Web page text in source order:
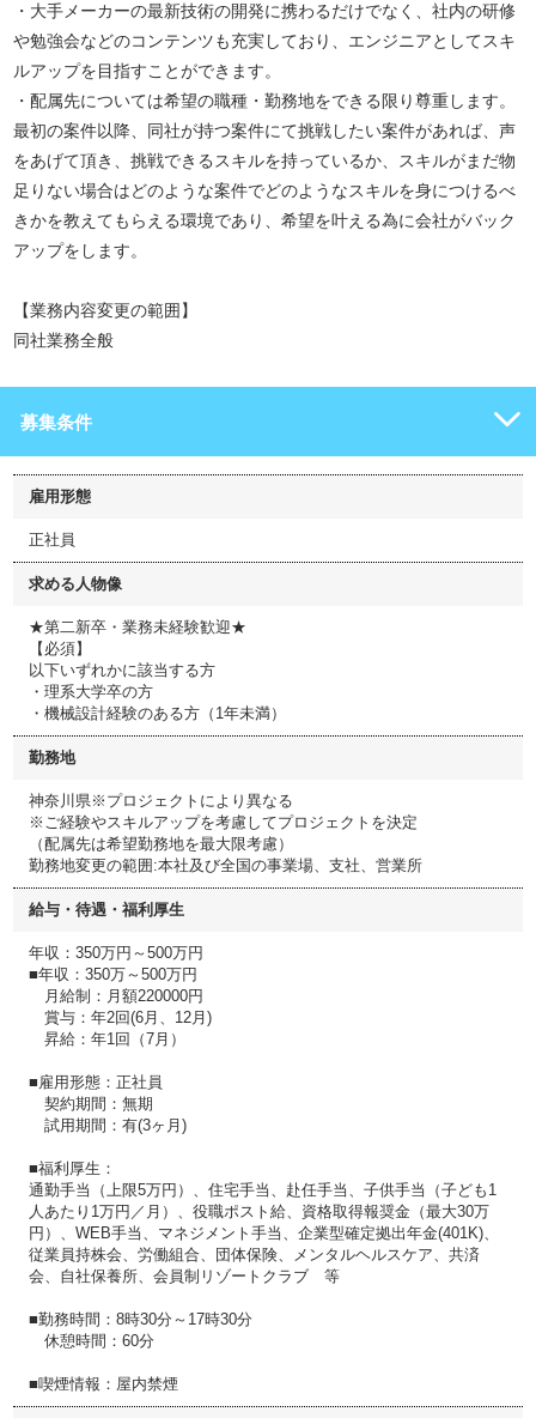
・大手メーカーの最新技術の開発に携わるだけでなく、社内の研修
や勉強会などのコンテンツも充実しており、エンジニアとしてスキ
ルアップを目指すことができます。
・配属先については希望の職種・勤務地をできる限り尊重します。
最初の案件以降、同社が持つ案件にて挑戦したい案件があれば、声
をあげて頂き、挑戦できるスキルを持っているか、スキルがまだ物
足りない場合はどのような案件でどのようなスキルを身につけるべ
きかを教えてもらえる環境であり、希望を叶える為に会社がバック
アップをします。
【業務内容変更の範囲】
同社業務全般
募集条件
雇用形態
正社員
求める人物像
★第二新卒・業務未経験歓迎★
【必須】
以下いずれかに該当する方
・理系大学卒の方
・機械設計経験のある方（1年未満）
勤務地
神奈川県※プロジェクトにより異なる
※ご経験やスキルアップを考慮してプロジェクトを決定
（配属先は希望勤務地を最大限考慮）
勤務地変更の範囲:本社及び全国の事業場、支社、営業所
給与・待遇・福利厚生
年収：350万円～500万円
■年収：350万～500万円
月給制：月額220000円
賞与：年2回(6月、12月)
昇給：年1回（7月）
■雇用形態：正社員
契約期間：無期
試用期間：有(3ヶ月)
■福利厚生：
通勤手当（上限5万円）、住宅手当、赴任手当、子供手当（子ども1
人あたり1万円／月）、役職ポスト給、資格取得報奨金（最大30万
円）、WEB手当、マネジメント手当、企業型確定拠出年金(401K)、
従業員持株会、労働組合、団体保険、メンタルヘルスケア、共済
会、自社保養所、会員制リゾートクラブ 等
■勤務時間：8時30分～17時30分
休憩時間：60分
■喫煙情報：屋内禁煙